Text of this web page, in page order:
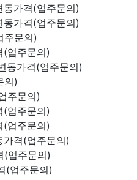
동가격(업주문의)
동가격(업주문의)
주문의)
(업주문의)
동가격(업주문의)
의)
주문의)
(업주문의)
(업주문의)
가격(업주문의)
(업주문의)
(업주문의)